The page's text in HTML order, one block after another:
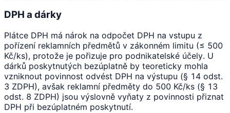
DPH a dárky
Plátce DPH má nárok na odpočet DPH na vstupu z
pořízení reklamních předmětů v zákonném limitu (≤ 500
Kč/ks), protože je pořizuje pro podnikatelské účely. U
dárků poskytnutých bezúplatně by teoreticky mohla
vzniknout povinnost odvést DPH na výstupu (§ 14 odst.
3 ZDPH), avšak reklamní předměty do 500 Kč/ks (§ 13
odst. 8 ZDPH) jsou výslovně vyňaty z povinnosti přiznat
DPH při bezúplatném poskytnutí.